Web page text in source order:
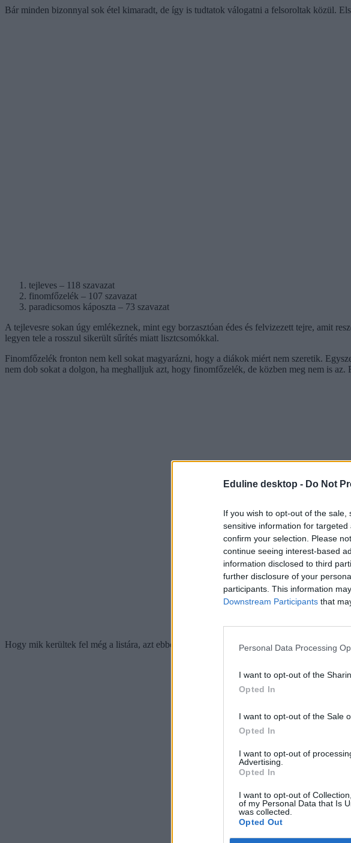
Eduline desktop - Do Not
If you wish to opt-out of the
sensitive information for
confirm your selection. Please
continue seeing interest-based
information disclosed to third
further disclosure of your
participants. This information
Downstream Participants that
Personal Data Processing
I want to opt-out of the
Opted In
I want to opt-out of the Sale
Opted In
I want to opt-out of
Advertising.
Opted In
I want to opt-out of
of my Personal Data that Is
was collected.
Opted Out
Bár minden bizonnyal sok étel kimaradt, de így is tudtatok válogatni a felsoroltak közül.
tejleves – 118 szavazat
finomfőzelék – 107 szavazat
paradicsomos káposzta – 73 szavazat
A tejlevesre sokan úgy emlékeznek, mint egy borzasztóan édes és felvizezett tejre, amit
legyen tele a rosszul sikerült sűrítés miatt lisztcsomókkal.
Finomfőzelék fronton nem kell sokat magyarázni, hogy a diákok miért nem szeretik.
nem dob sokat a dolgon, ha meghalljuk azt, hogy finomfőzelék, de közben meg nem is
Hogy mik kerültek fel még a listára, azt ebben a cikkben láthatjátok: